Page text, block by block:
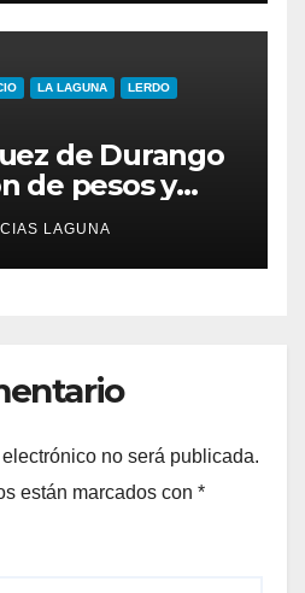
LA LAGUNA LERDO
de Durango
de pesos y
LAGUNA
no será publicada.
están marcados con *